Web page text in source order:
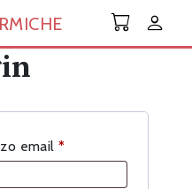
email *Richiesto